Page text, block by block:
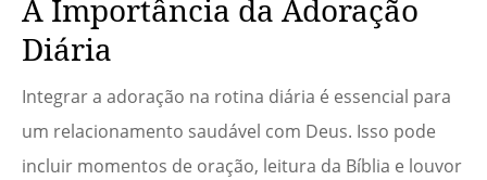
A Importância da Adoração
Diária
Integrar a adoração na rotina diária é essencial para
um relacionamento saudável com Deus. Isso pode
incluir momentos de oração, leitura da Bíblia e louvor